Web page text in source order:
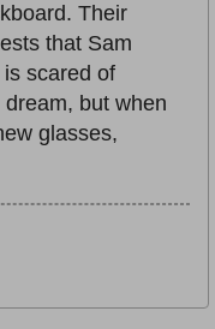
Their
that Sam
scared of
but when
glasses,